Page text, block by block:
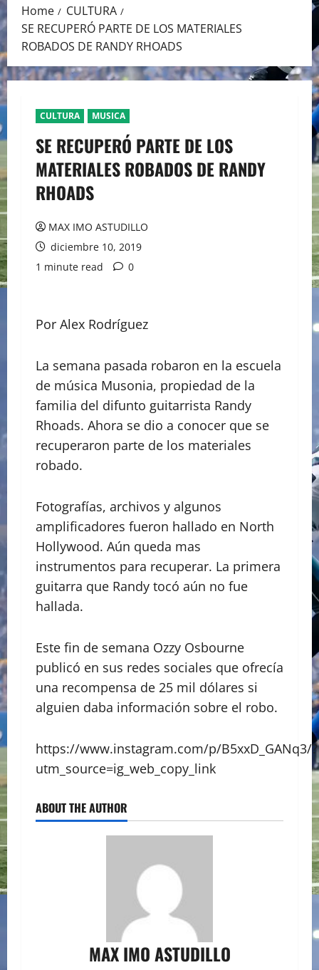
Home
CULTURA
SE RECUPERÓ PARTE DE LOS MATERIALES
ROBADOS DE RANDY RHOADS
CULTURA MUSICA
SE RECUPERÓ PARTE DE LOS
MATERIALES ROBADOS DE RANDY
RHOADS
MAX IMO ASTUDILLO
diciembre 10, 2019
1 minute read
0
Por Alex Rodríguez
La semana pasada robaron en la escuela
de música Musonia, propiedad de la
familia del difunto guitarrista Randy
Rhoads. Ahora se dio a conocer que se
recuperaron parte de los materiales
robado.
Fotografías, archivos y algunos
amplificadores fueron hallado en North
Hollywood. Aún queda mas
instrumentos para recuperar. La primera
guitarra que Randy tocó aún no fue
hallada.
Este fin de semana Ozzy Osbourne
publicó en sus redes sociales que ofrecía
una recompensa de 25 mil dólares si
alguien daba información sobre el robo.
https://www.instagram.com/p/B5xxD_GANq3/?
utm_source=ig_web_copy_link
ABOUT THE AUTHOR
MAX IMO ASTUDILLO